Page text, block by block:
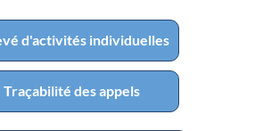
d'activités individuelles
Traçabilité des appels